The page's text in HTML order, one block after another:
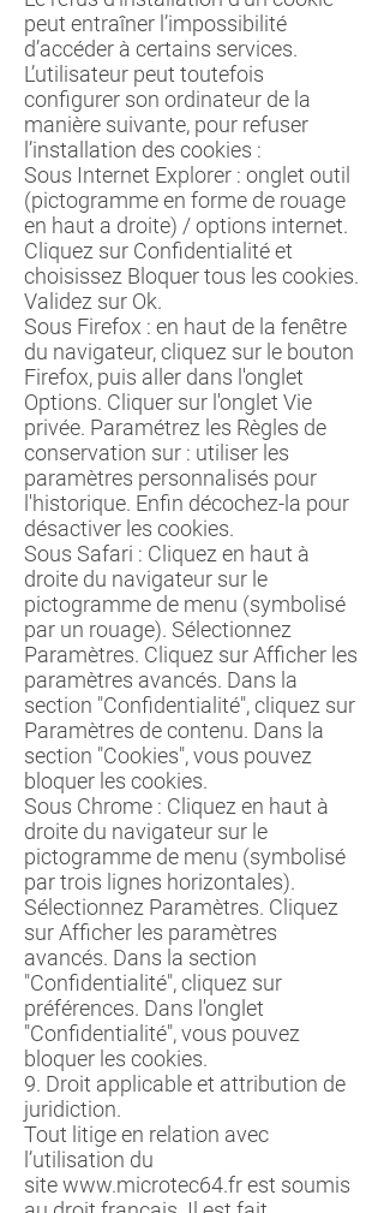
peut entraîner l’impossibilité
d’accéder à certains services.
L’utilisateur peut toutefois
configurer son ordinateur de la
manière suivante, pour refuser
l’installation des cookies :
Sous Internet Explorer : onglet outil
(pictogramme en forme de rouage
en haut a droite) / options internet.
Cliquez sur Confidentialité et
choisissez Bloquer tous les cookies.
Validez sur Ok.
Sous Firefox : en haut de la fenêtre
du navigateur, cliquez sur le bouton
Firefox, puis aller dans l'onglet
Options. Cliquer sur l'onglet Vie
privée. Paramétrez les Règles de
conservation sur : utiliser les
paramètres personnalisés pour
l'historique. Enfin décochez-la pour
désactiver les cookies.
Sous Safari : Cliquez en haut à
droite du navigateur sur le
pictogramme de menu (symbolisé
par un rouage). Sélectionnez
Paramètres. Cliquez sur Afficher les
paramètres avancés. Dans la
section "Confidentialité", cliquez sur
Paramètres de contenu. Dans la
section "Cookies", vous pouvez
bloquer les cookies.
Sous Chrome : Cliquez en haut à
droite du navigateur sur le
pictogramme de menu (symbolisé
par trois lignes horizontales).
Sélectionnez Paramètres. Cliquez
sur Afficher les paramètres
avancés. Dans la section
"Confidentialité", cliquez sur
préférences. Dans l'onglet
"Confidentialité", vous pouvez
bloquer les cookies.
9. Droit applicable et attribution de
juridiction.
Tout litige en relation avec
l’utilisation du
sitewww.microtec64.frest soumis